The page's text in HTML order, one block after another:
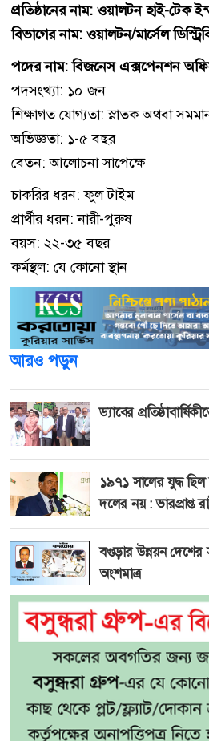
প্রতিষ্ঠানের নাম: ওয়ালটন হাই-টেক
বিভাগের নাম: ওয়ালটন/মার্সেল
পদের নাম: বিজনেস এক্সপেনশন
পদসংখ্যা: ১০ জন
শিক্ষাগত যোগ্যতা: স্নাতক অথবা
অভিজ্ঞতা: ১-৫ বছর
বেতন: আলোচনা সাপেক্ষে
চাকরির ধরন: ফুল টাইম
প্রার্থীর ধরন: নারী-পুরুষ
বয়স: ২২-৩৫ বছর
কর্মস্থল: যে কোনো স্থান
আরও পড়ুন
ড্যাবের
১৯৭১ সালের যুদ্ধ
দলের নয় : ভারপ্রাপ্ত
বগুড়ার উন্নয়ন দেশের
অংশমাত্র